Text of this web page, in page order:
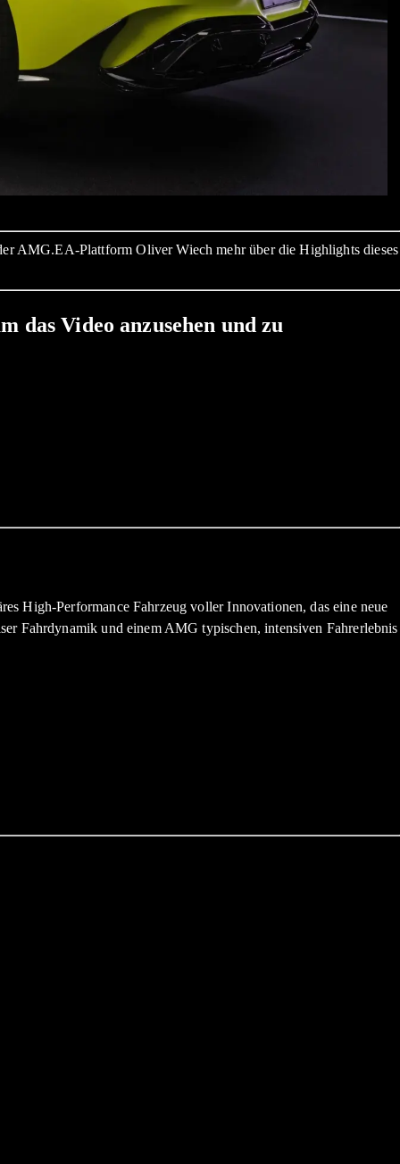
AMG.EA-Plattform Oliver Wiech mehr über die Highlights dieses
das Video anzusehen und zu
High-Performance Fahrzeug voller Innovationen, das eine neue
Fahrdynamik und einem AMG typischen, intensiven Fahrerlebnis